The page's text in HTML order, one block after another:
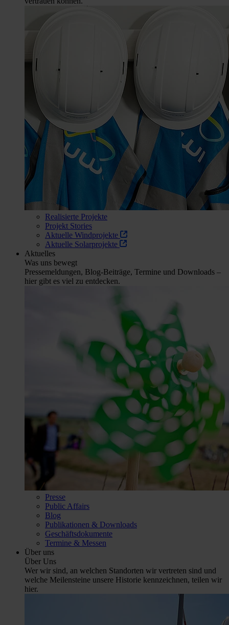
Realisierte Projekte
Projekt Stories
Aktuelle Windprojekte
Aktuelle Solarprojekte
Aktuelles
Was uns bewegt
Pressemeldungen, Blog-Beiträge, Termine und Downloads –
hier gibt es viel zu entdecken.
Presse
Public Affairs
Blog
Publikationen & Downloads
Geschäftsdokumente
Termine & Messen
Über uns
Über Uns
Wer wir sind, an welchen Standorten wir vertreten sind und
welche Meilensteine unsere Historie kennzeichnen, teilen wir
hier.